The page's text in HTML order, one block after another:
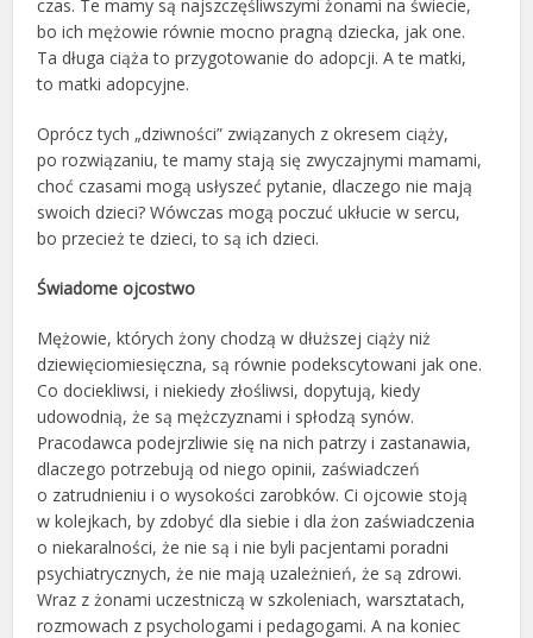
czas. Te mamy są najszczęśliwszymi żonami na świecie,
bo ich mężowie równie mocno pragną dziecka, jak one.
Ta długa ciąża to przygotowanie do adopcji. A te matki,
to matki adopcyjne.
Oprócz tych „dziwności” związanych z okresem ciąży,
po rozwiązaniu, te mamy stają się zwyczajnymi mamami,
choć czasami mogą usłyszeć pytanie, dlaczego nie mają
swoich dzieci? Wówczas mogą poczuć ukłucie w sercu,
bo przecież te dzieci, to są ich dzieci.
Świadome ojcostwo
Mężowie, których żony chodzą w dłuższej ciąży niż
dziewięciomiesięczna, są równie podekscytowani jak one.
Co dociekliwsi, i niekiedy złośliwsi, dopytują, kiedy
udowodnią, że są mężczyznami i spłodzą synów.
Pracodawca podejrzliwie się na nich patrzy i zastanawia,
dlaczego potrzebują od niego opinii, zaświadczeń
o zatrudnieniu i o wysokości zarobków. Ci ojcowie stoją
w kolejkach, by zdobyć dla siebie i dla żon zaświadczenia
o niekaralności, że nie są i nie byli pacjentami poradni
psychiatrycznych, że nie mają uzależnień, że są zdrowi.
Wraz z żonami uczestniczą w szkoleniach, warsztatach,
rozmowach z psychologami i pedagogami. A na koniec